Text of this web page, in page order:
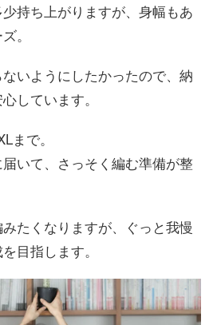
持ち上がりますが、身幅もあ
。
いようにしたかったので、納
しています。
まで。
いて、さっそく編む準備が整
たくなりますが、ぐっと我慢
目指します。